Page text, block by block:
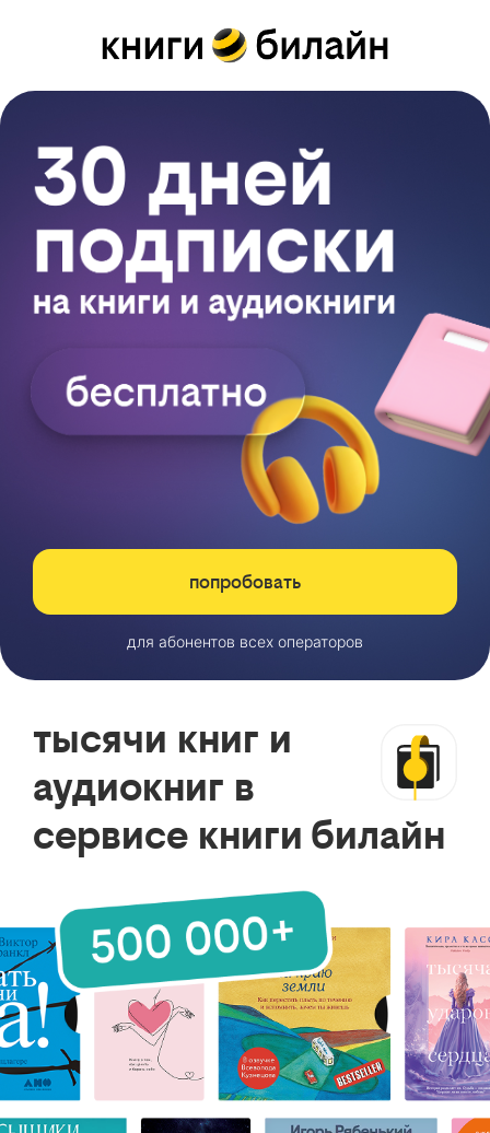
попробовать
для абонентов всех операторов
тысячи книг и
аудиокниг в
сервисе книги билайн